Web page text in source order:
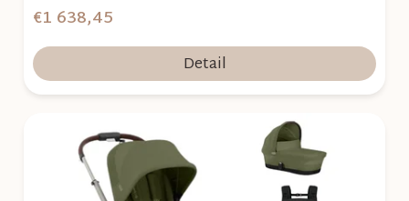
€1 638,45
Detail